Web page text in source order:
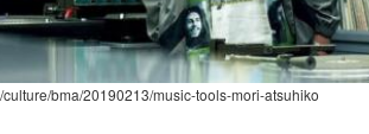
bma/20190213/music-tools-mori-atsuhiko